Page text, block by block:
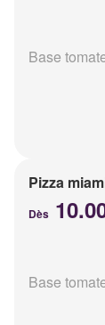
Base
Pizza
Dès
Base